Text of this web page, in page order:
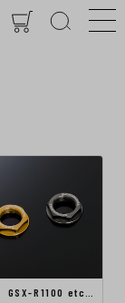
GSX-R1100 etc…